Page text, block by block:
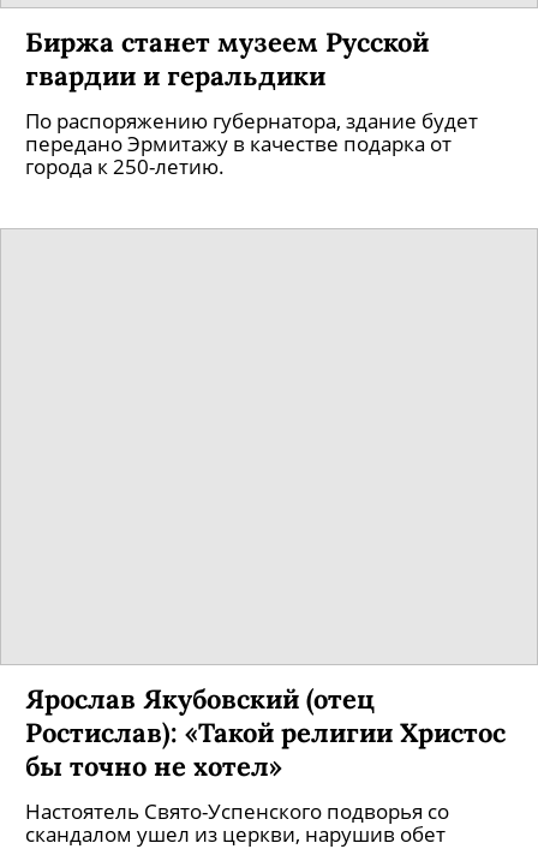
Биржа станет музеем Русской
гвардии и геральдики
По распоряжению губернатора, здание будет
передано Эрмитажу в качестве подарка от
города к 250-летию.
Ярослав Якубовский (отец
Ростислав): «Такой религии Христос
бы точно не хотел»
Настоятель Свято-Успенского подворья со
скандалом ушел из церкви, нарушив обет